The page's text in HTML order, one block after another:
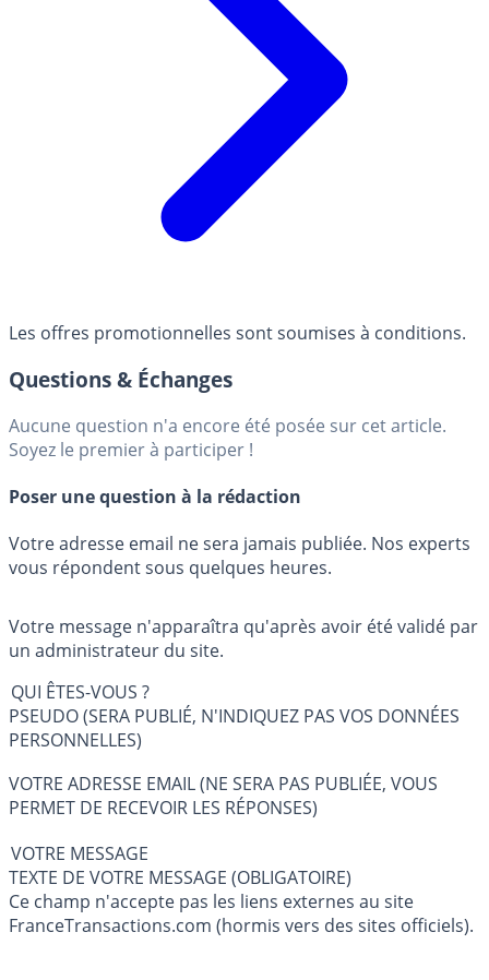
Les offres promotionnelles sont soumises à conditions.
Questions & Échanges
Aucune question n'a encore été posée sur cet article.
Soyez le premier à participer !
Poser une question à la rédaction
Votre adresse email ne sera jamais publiée. Nos experts
vous répondent sous quelques heures.
Votre message n'apparaîtra qu'après avoir été validé par
un administrateur du site.
QUI ÊTES-VOUS ?
PSEUDO (SERA PUBLIÉ, N'INDIQUEZ PAS VOS DONNÉES
PERSONNELLES)
VOTRE ADRESSE EMAIL (NE SERA PAS PUBLIÉE, VOUS
PERMET DE RECEVOIR LES RÉPONSES)
VOTRE MESSAGE
TEXTE DE VOTRE MESSAGE (OBLIGATOIRE)
Ce champ n'accepte pas les liens externes au site
FranceTransactions.com (hormis vers des sites officiels).